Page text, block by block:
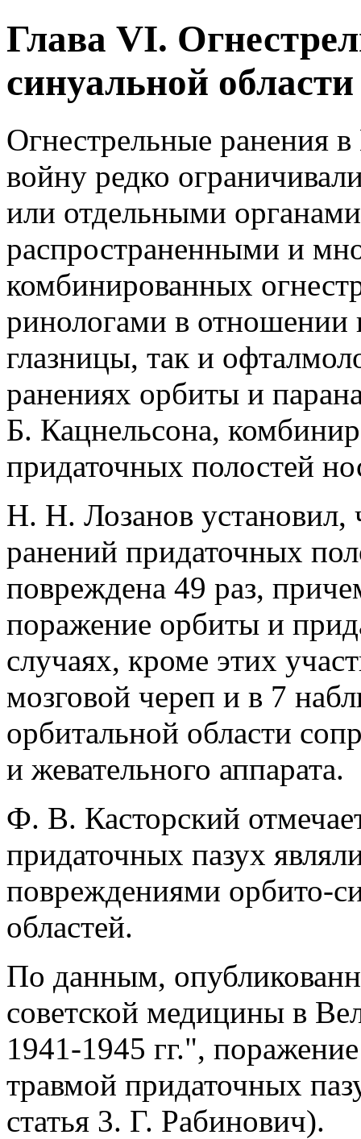
Глава VI.
синуальной области
Огнестрельные ранения
войну редко
или отдельными
распространенными и
комбинированных
ринологами в отношении
глазницы, так и
ранениях орбиты и
Б. Кацнельсона,
придаточных полостей
Н. Н. Лозанов установил,
ранений придаточных
повреждена 49 раз,
поражение орбиты и
случаях, кроме этих
мозговой череп и в 7
орбитальной области
и жевательного аппарата.
Ф. В. Касторский
придаточных пазух
повреждениями орбито-
областей.
По данным,
советской медицины в
1941-1945 гг.",
травмой придаточных
статья 3. Г. Рабинович).